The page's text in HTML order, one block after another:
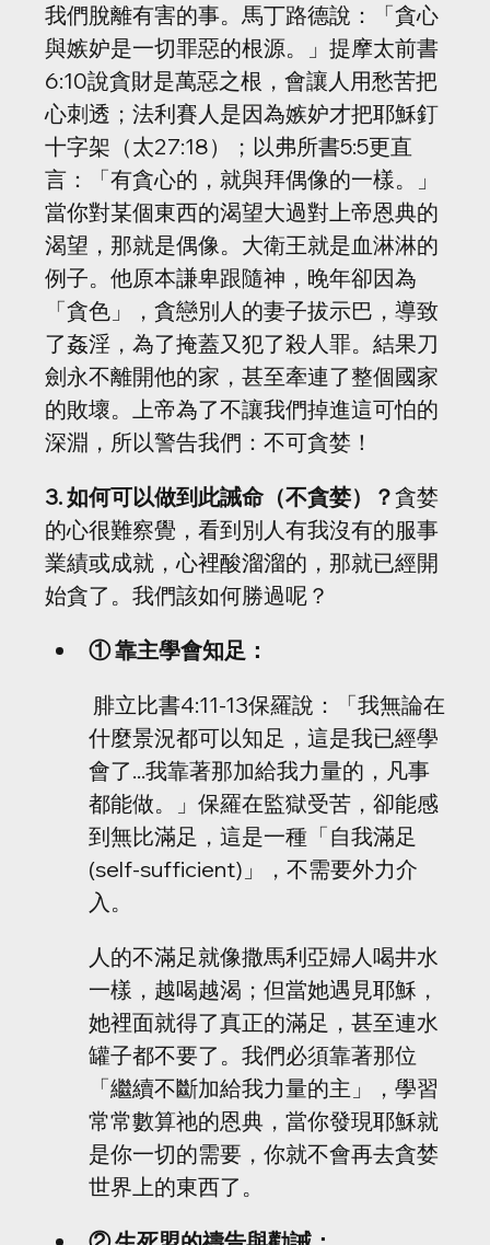
我們脫離有害的事。馬丁路德說：「貪心
與嫉妒是一切罪惡的根源。」提摩太前書
6:10說貪財是萬惡之根，會讓人用愁苦把
心刺透；法利賽人是因為嫉妒才把耶穌釘
十字架（太27:18）；以弗所書5:5更直
言：「有貪心的，就與拜偶像的一樣。」
當你對某個東西的渴望大過對上帝恩典的
渴望，那就是偶像。大衛王就是血淋淋的
例子。他原本謙卑跟隨神，晚年卻因為
「貪色」，貪戀別人的妻子拔示巴，導致
了姦淫，為了掩蓋又犯了殺人罪。結果刀
劍永不離開他的家，甚至牽連了整個國家
的敗壞。上帝為了不讓我們掉進這可怕的
深淵，所以警告我們：不可貪婪！
3. 如何可以做到此誡命（不貪婪）？貪婪
的心很難察覺，看到別人有我沒有的服事
業績或成就，心裡酸溜溜的，那就已經開
始貪了。我們該如何勝過呢？
① 靠主學會知足：
什麼景況都可以知足，這是我已經學
會了...我靠著那加給我力量的，凡事
都能做。」保羅在監獄受苦，卻能感
到無比滿足，這是一種「自我滿足
(self-sufficient)」，不需要外力介
入。
人的不滿足就像撒馬利亞婦人喝井水
一樣，越喝越渴；但當她遇見耶穌，
她裡面就得了真正的滿足，甚至連水
罐子都不要了。我們必須靠著那位
「繼續不斷加給我力量的主」，學習
常常數算祂的恩典，當你發現耶穌就
是你一切的需要，你就不會再去貪婪
世界上的東西了。